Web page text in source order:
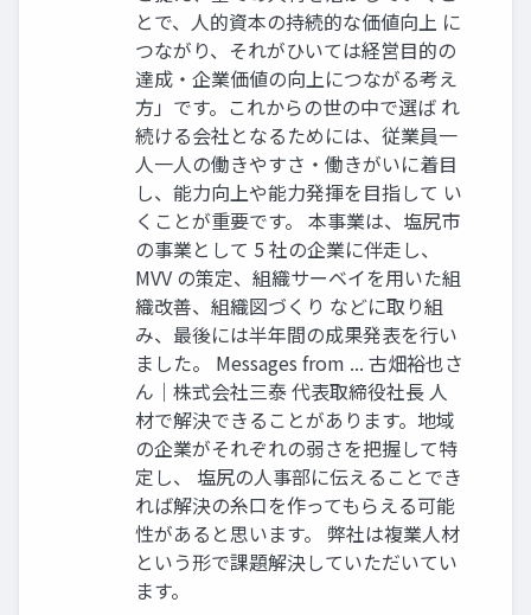
とで、人的資本の持続的な価値向上 に
つながり、それがひいては経営目的の
達成・企業価値の向上につながる考え
方」です。これからの世の中で選ば れ
続ける会社となるためには、従業員一
人一人の働きやすさ・働きがいに着目
し、能力向上や能力発揮を目指して い
くことが重要です。 本事業は、塩尻市
の事業として 5 社の企業に伴走し、
MVV の策定、組織サーベイを用いた組
織改善、組織図づくり などに取り組
み、最後には半年間の成果発表を行い
ました。 Messages from ... 古畑裕也さ
ん｜株式会社三泰 代表取締役社長 人
材で解決できることがあります。地域
の企業がそれぞれの弱さを把握して特
定し、 塩尻の人事部に伝えることでき
れば解決の糸口を作ってもらえる可能
性があると思います。 弊社は複業人材
という形で課題解決していただいてい
ます。